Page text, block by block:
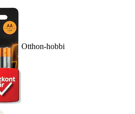
Otthon-hobbi